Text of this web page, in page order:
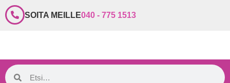
SOITA MEILLE040 - 775 1513